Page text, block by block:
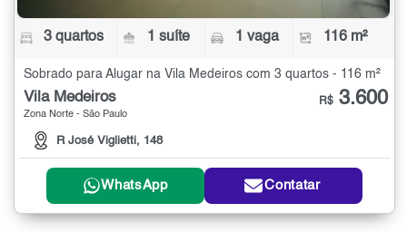
3 quartos 1 suíte 1 vaga 116 m²
Sobrado para Alugar na Vila Medeiros com 3 quartos - 116 m²
Vila Medeiros
Zona Norte - São Paulo
R José Viglietti, 148
R$ 3.600
WhatsApp Contatar